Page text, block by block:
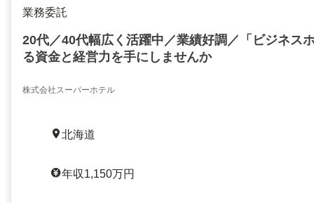
業務委託
20代／40代幅広く活躍中／業績好調／「ビジネス
る資金と経営力を手にしませんか
株式会社スーパーホテル
北海道
年収1,150万円